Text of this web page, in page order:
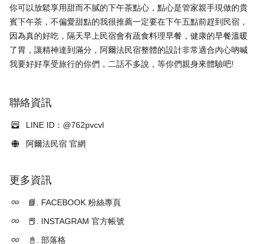
你可以放鬆享用甜而不膩的下午茶點心，點心是管家親手現做的貴
賓下午茶，不偏愛甜點的我很推薦一定要在下午五點前趕到民宿，
因為真的好吃，隔天早上民宿會有蔬食料理早餐，健康的早餐溫暖
了胃，讓精神達到滿分，阿爾法民宿整體的設計非常適合內心吶喊
聯絡資訊
LINE ID：@762pvcvl
阿爾法民宿 官網
更多資訊
📘. FACEBOOK 粉絲專頁
📕. INSTAGRAM 官方帳號
📓. 部落格